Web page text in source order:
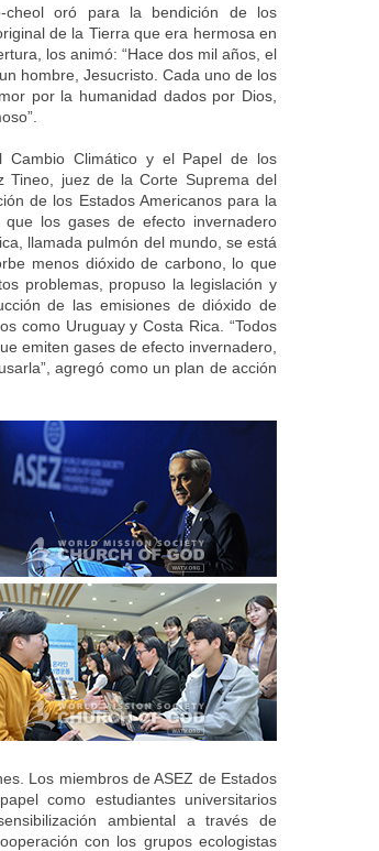
oró para la bendición de los
de la Tierra que era hermosa en
los animó: “Hace dos mil años, el
hombre, Jesucristo. Cada uno de los
por la humanidad dados por Dios,
Cambio Climático y el Papel de los
Tineo, juez de la Corte Suprema del
de los Estados Americanos para la
que los gases de efecto invernadero
llamada pulmón del mundo, se está
menos dióxido de carbono, lo que
problemas, propuso la legislación y
de las emisiones de dióxido de
como Uruguay y Costa Rica. “Todos
emiten gases de efecto invernadero,
agregó como un plan de acción
Los miembros de ASEZ de Estados
como estudiantes universitarios
ambiental a través de
con los grupos ecologistas